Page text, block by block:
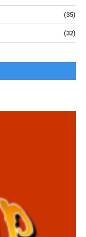
(35)
(32)